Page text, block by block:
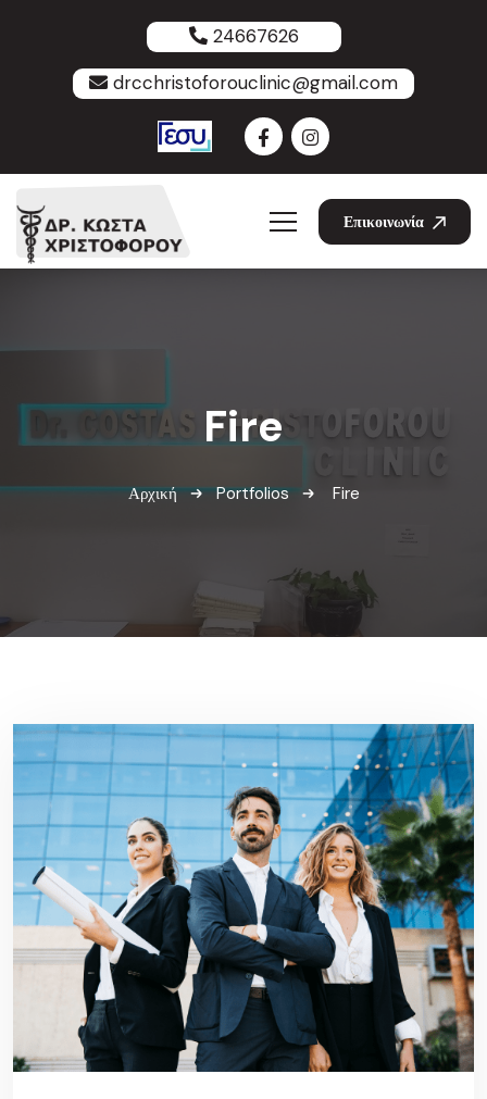
24667626
drcchristoforouclinic@gmail.com
Επικοινωνία
Fire
Αρχική Portfolios Fire